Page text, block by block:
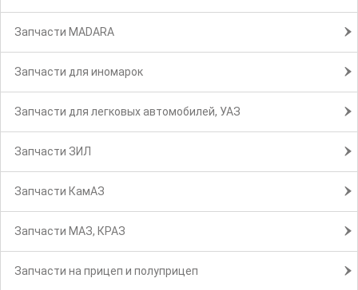
Запчасти MADARA
Запчасти для иномарок
Запчасти для легковых автомобилей, УАЗ
Запчасти ЗИЛ
Запчасти КамАЗ
Запчасти МАЗ, КРАЗ
Запчасти на прицеп и полуприцеп